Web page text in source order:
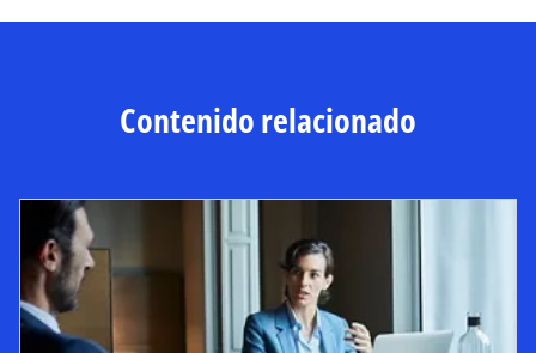
Contenido relacionado